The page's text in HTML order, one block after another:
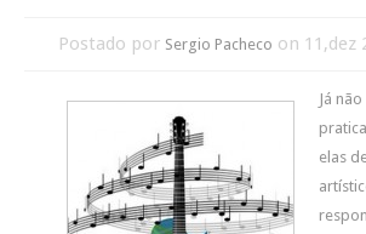
Postado por Sergio Pacheco on 11,dez
Já
elas